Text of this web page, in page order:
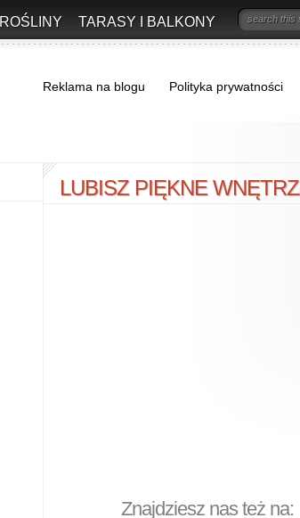
ROŚLINY TARASY I BALKONY
Reklama na blogu Polityka prywatności
LUBISZ PIĘKNE
Znajdziesz nas też na: